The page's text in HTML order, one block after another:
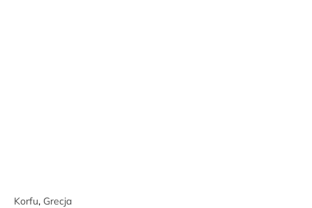
Korfu, Grecja